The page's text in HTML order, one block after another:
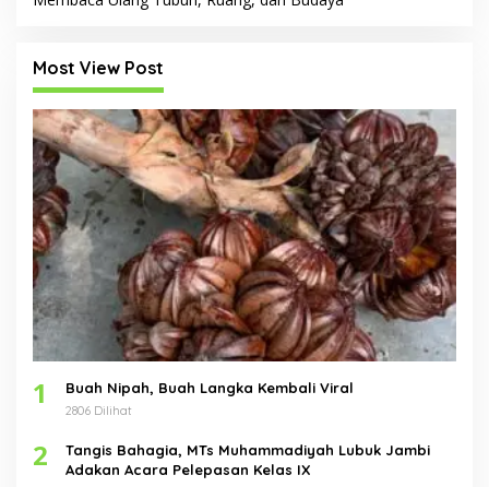
Most View Post
1 Buah Nipah, Buah Langka Kembali Viral
2806 Dilihat
2
Tangis Bahagia, MTs Muhammadiyah Lubuk Jambi
Adakan Acara Pelepasan Kelas IX